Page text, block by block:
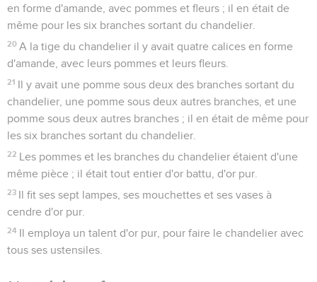
en forme d'amande, avec pommes et fleurs ; il en était de
même pour les six branches sortant du chandelier.
20 A la tige du chandelier il y avait quatre calices en forme
d'amande, avec leurs pommes et leurs fleurs.
21 Il y avait une pomme sous deux des branches sortant du
chandelier, une pomme sous deux autres branches, et une
pomme sous deux autres branches ; il en était de même pour
les six branches sortant du chandelier.
22 Les pommes et les branches du chandelier étaient d'une
même pièce ; il était tout entier d'or battu, d'or pur.
23 Il fit ses sept lampes, ses mouchettes et ses vases à
cendre d'or pur.
24 Il employa un talent d'or pur, pour faire le chandelier avec
tous ses ustensiles.